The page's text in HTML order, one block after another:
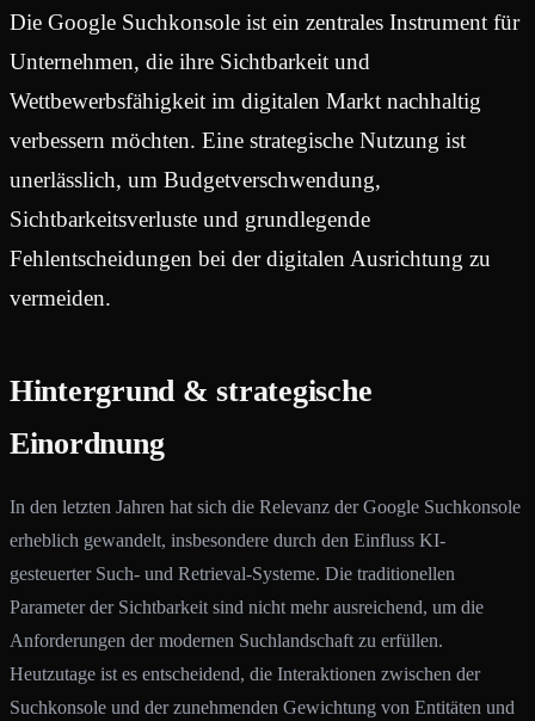
Die Google Suchkonsole ist ein zentrales Instrument für
Unternehmen, die ihre Sichtbarkeit und
Wettbewerbsfähigkeit im digitalen Markt nachhaltig
verbessern möchten. Eine strategische Nutzung ist
unerlässlich, um Budgetverschwendung,
Sichtbarkeitsverluste und grundlegende
Fehlentscheidungen bei der digitalen Ausrichtung zu
vermeiden.
Hintergrund & strategische
Einordnung
In den letzten Jahren hat sich die Relevanz der Google Suchkonsole
erheblich gewandelt, insbesondere durch den Einfluss KI-
gesteuerter Such- und Retrieval-Systeme. Die traditionellen
Parameter der Sichtbarkeit sind nicht mehr ausreichend, um die
Anforderungen der modernen Suchlandschaft zu erfüllen.
Heutzutage ist es entscheidend, die Interaktionen zwischen der
Suchkonsole und der zunehmenden Gewichtung von Entitäten und